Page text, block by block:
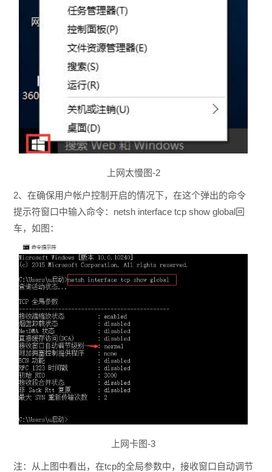
上网太慢图-2
2、在确保用户帐户控制开启的情况下，在这个弹出的命令
提示符窗口中输入命令：netsh interface tcp show global回
车，如图：
上网卡图-3
注：从上图中看出，在tcp的全局参数中，接收窗口自动调节